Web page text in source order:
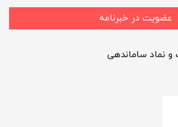
عضویت در خبرنامه
و نماد ساماندهی